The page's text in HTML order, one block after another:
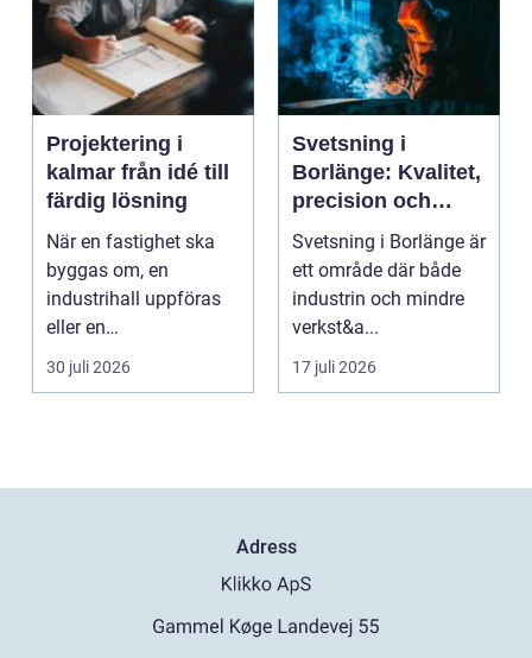
Projektering i
kalmar från idé till
färdig lösning
När en fastighet ska
byggas om, en
industrihall uppföras
eller en
lantbruksanläggning
moderniseras ä...
30 juli 2026
Svetsning i
Borlänge: Kvalitet,
precision och
hållbara
konstruktioner
Svetsning i Borlänge är
ett område där både
industrin och mindre
verkst&a...
17 juli 2026
Adress